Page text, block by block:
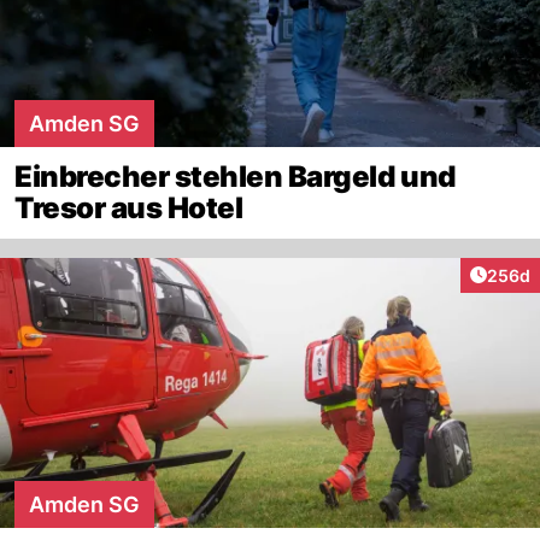
Amden SG
Einbrecher stehlen Bargeld und
Tresor aus Hotel
256d
Amden SG